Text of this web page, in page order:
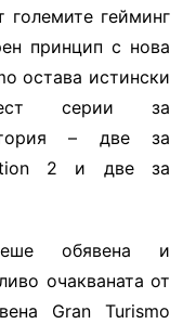
големите гейминг
принцип с нова
остава истински
серии за
– две за
2 и две за
обявена и
очакваната от
Gran Turismo